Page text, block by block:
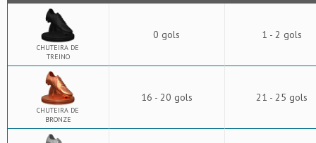
CHUTEIRA DE
TREINO
0 gols 1 - 2 gols
CHUTEIRA DE
BRONZE
16 - 20 gols 21 - 25 gols